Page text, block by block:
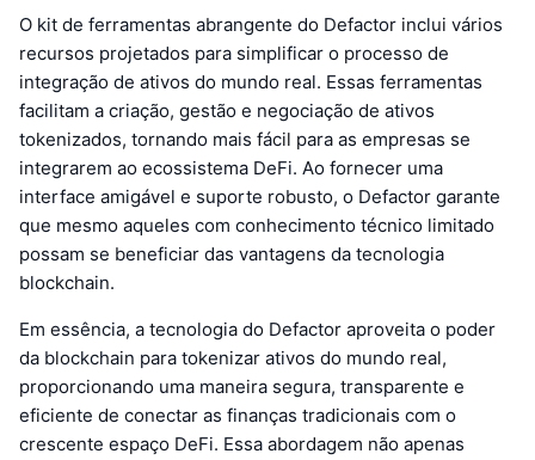
O kit de ferramentas abrangente do Defactor inclui vários
recursos projetados para simplificar o processo de
integração de ativos do mundo real. Essas ferramentas
facilitam a criação, gestão e negociação de ativos
tokenizados, tornando mais fácil para as empresas se
integrarem ao ecossistema DeFi. Ao fornecer uma
interface amigável e suporte robusto, o Defactor garante
que mesmo aqueles com conhecimento técnico limitado
possam se beneficiar das vantagens da tecnologia
blockchain.
Em essência, a tecnologia do Defactor aproveita o poder
da blockchain para tokenizar ativos do mundo real,
proporcionando uma maneira segura, transparente e
eficiente de conectar as finanças tradicionais com o
crescente espaço DeFi. Essa abordagem não apenas